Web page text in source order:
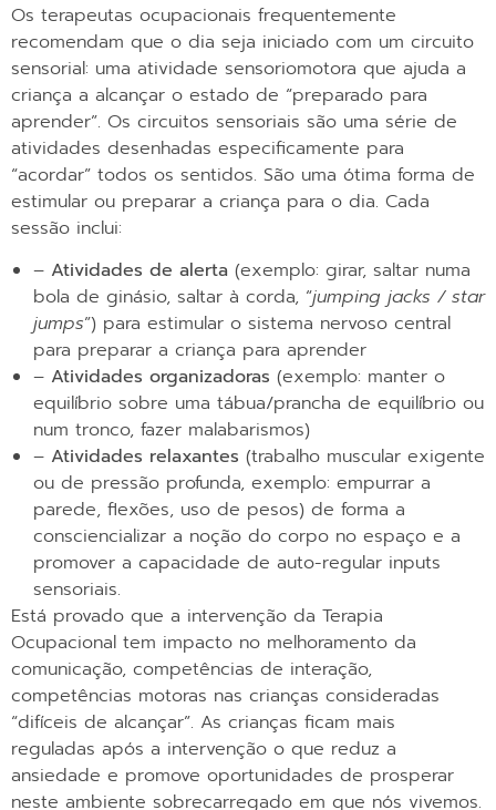
Os terapeutas ocupacionais frequentemente
recomendam que o dia seja iniciado com um circuito
sensorial: uma atividade sensoriomotora que ajuda a
criança a alcançar o estado de “preparado para
aprender”. Os circuitos sensoriais são uma série de
atividades desenhadas especificamente para
“acordar” todos os sentidos. São uma ótima forma de
estimular ou preparar a criança para o dia. Cada
sessão inclui:
– Atividades de alerta (exemplo: girar, saltar numa
bola de ginásio, saltar à corda, “jumping jacks / star
jumps”) para estimular o sistema nervoso central
para preparar a criança para aprender
– Atividades organizadoras (exemplo: manter o
equilíbrio sobre uma tábua/prancha de equilíbrio ou
num tronco, fazer malabarismos)
– Atividades relaxantes (trabalho muscular exigente
ou de pressão profunda, exemplo: empurrar a
parede, flexões, uso de pesos) de forma a
consciencializar a noção do corpo no espaço e a
promover a capacidade de auto-regular inputs
sensoriais.
Está provado que a intervenção da Terapia
Ocupacional tem impacto no melhoramento da
comunicação, competências de interação,
competências motoras nas crianças consideradas
“difíceis de alcançar”. As crianças ficam mais
reguladas após a intervenção o que reduz a
ansiedade e promove oportunidades de prosperar
neste ambiente sobrecarregado em que nós vivemos.